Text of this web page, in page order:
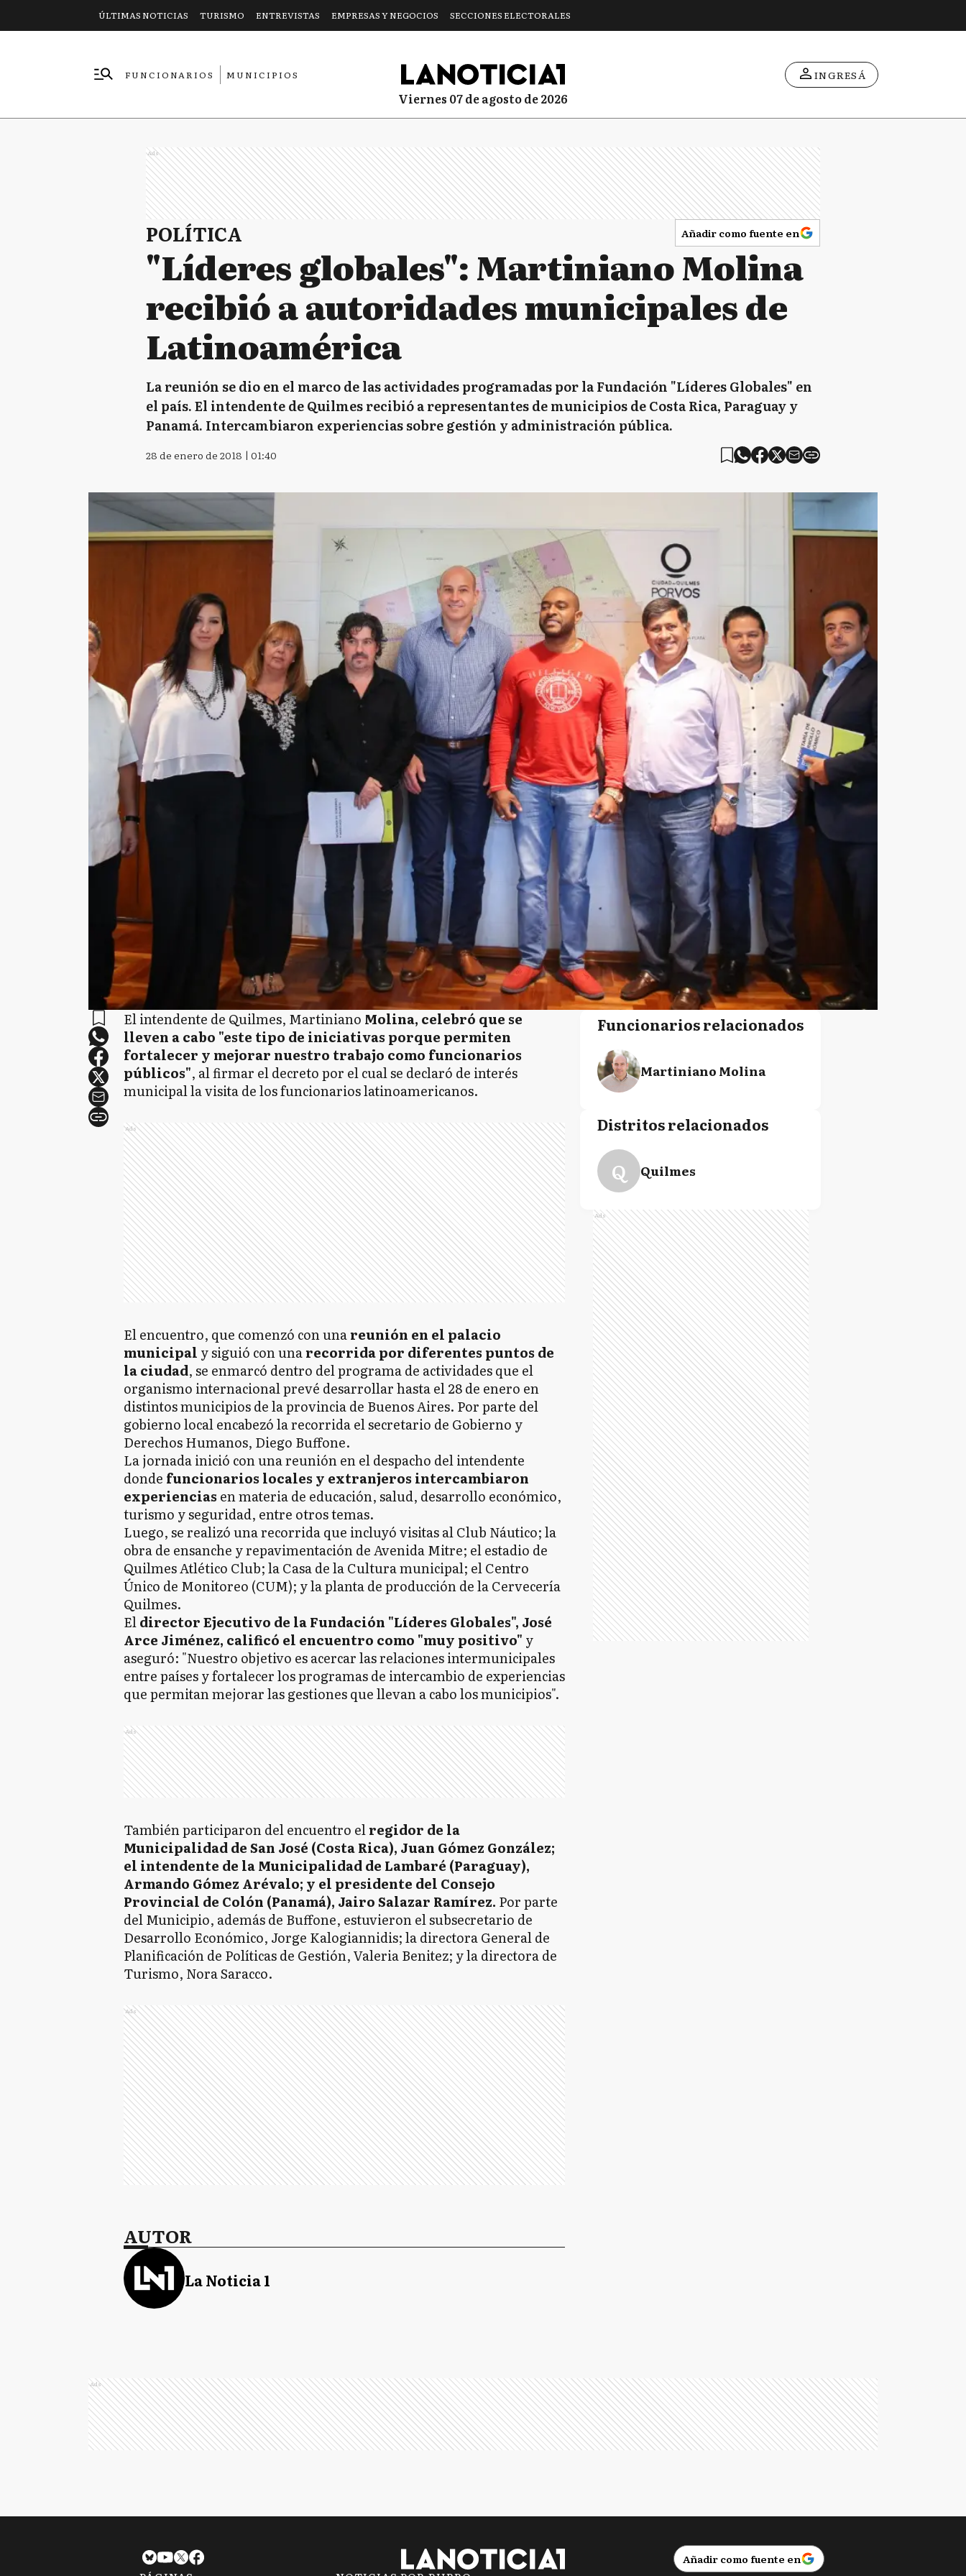
ÚLTIMAS NOTICIAS TURISMO ENTREVISTAS EMPRESAS Y NEGOCIOS SECCIONES ELECTORALES
FUNCIONARIOS
MUNICIPIOS
viernes 07 de agosto de 2026
INGRESÁ
Ads
POLÍTICA Añadir como fuente en
"Líderes globales": Martiniano Molina
recibió a autoridades municipales de
Latinoamérica
La reunión se dio en el marco de las actividades programadas por la Fundación "Líderes Globales" en
el país. El intendente de Quilmes recibió a representantes de municipios de Costa Rica, Paraguay y
Panamá. Intercambiaron experiencias sobre gestión y administración pública.
28 de enero de 2018 | 01:40
El intendente de Quilmes, Martiniano Molina, celebró que se
lleven a cabo "este tipo de iniciativas porque permiten
fortalecer y mejorar nuestro trabajo como funcionarios
públicos", al firmar el decreto por el cual se declaró de interés
municipal la visita de los funcionarios latinoamericanos.
Ads
El encuentro, que comenzó con unareunión en el palacio
municipal y siguió con unarecorrida por diferentes puntos de
la ciudad, se enmarcó dentro del programa de actividades que el
organismo internacional prevé desarrollar hasta el 28 de enero en
distintos municipios de la provincia de Buenos Aires. Por parte del
gobierno local encabezó la recorrida el secretario de Gobierno y
Derechos Humanos, Diego Buffone.
La jornada inició con una reunión en el despacho del intendente
donde funcionarios locales y extranjeros intercambiaron
experiencias en materia de educación, salud, desarrollo económico,
turismo y seguridad, entre otros temas.
Luego, se realizó una recorrida que incluyó visitas al Club Náutico; la
obra de ensanche y repavimentación de Avenida Mitre; el estadio de
Quilmes Atlético Club; la Casa de la Cultura municipal; el Centro
Único de Monitoreo (CUM); y la planta de producción de la Cervecería
Quilmes.
Eldirector Ejecutivo de la Fundación "Líderes Globales", José
Arce Jiménez, calificó el encuentro como "muy positivo" y
aseguró: "Nuestro objetivo es acercar las relaciones intermunicipales
entre países y fortalecer los programas de intercambio de experiencias
que permitan mejorar las gestiones que llevan a cabo los municipios".
Ads
También participaron del encuentro elregidor de la
Municipalidad de San José (Costa Rica), Juan Gómez González;
el intendente de la Municipalidad de Lambaré (Paraguay),
Armando Gómez Arévalo; y el presidente del Consejo
Provincial de Colón (Panamá), Jairo Salazar Ramírez. Por parte
del Municipio, además de Buffone, estuvieron el subsecretario de
Desarrollo Económico, Jorge Kalogiannidis; la directora General de
Planificación de Políticas de Gestión, Valeria Benitez; y la directora de
Turismo, Nora Saracco.
Ads
AUTOR
La Noticia 1
Funcionarios relacionados
Martiniano Molina
Distritos relacionados
Q Quilmes
Ads
Ads
Añadir como fuente en